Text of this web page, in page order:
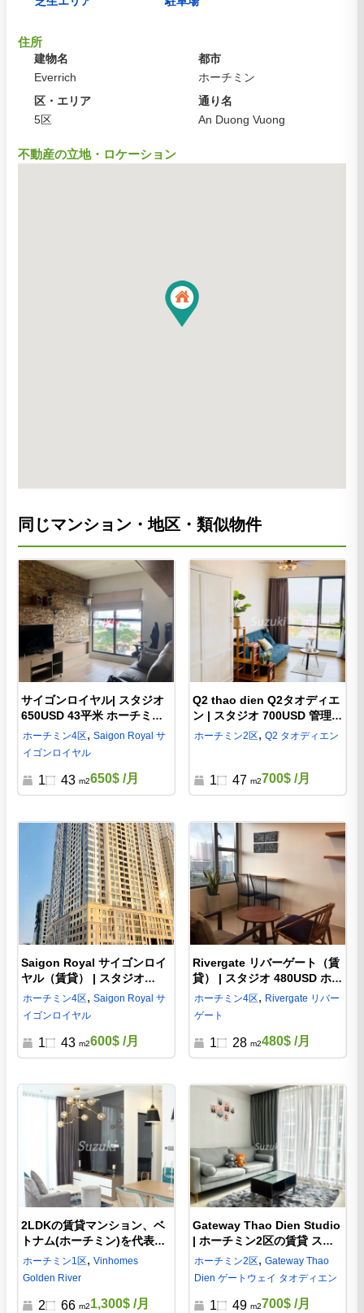
住所
建物名
Everrich
都市
ホーチミン
区・エリア
5区
通り名
An Duong Vuong
不動産の立地・ロケーション
同じマンション・地区・類似物件
サイゴンロイヤル| スタジオ
650USD 43平米 ホーチミン4
区 d441112
ホーチミン4区, Saigon Royal サ
イゴンロイヤル
1 43 m2650$ /月
Q2 thao dien Q2タオディエ
ン | スタジオ 700USD 管理費
込 ホーチミン2区 賃貸マン
ホーチミン2区, Q2 タオディエン
1 47 m2700$ /月
Saigon Royal サイゴンロイ
ヤル（賃貸） | スタジオ
600USD 43平米 ホーチミン4
区 賃貸マンションd441111
ホーチミン4区, Saigon Royal サ
イゴンロイヤル
1 43 m2600$ /月
Rivergate リバーゲート（賃
貸） | スタジオ 480USD ホー
チミン4区 賃貸マンショ
ン d441113
ホーチミン4区, Rivergate リバー
ゲート
1 28 m2480$ /月
2LDKの賃貸マンション、ベ
トナム(ホーチミン)を代表す
る超高級マンション、ビンホ
ームズゴールデンリバー-
ホーチミン1区, Vinhomes
Golden River
2 66 m21,300$ /月
Gateway Thao Dien Studio
| ホーチミン2区の賃貸 スタ
ジオ 700usd（管理費込み）
ホーチミン2区, Gateway Thao
Dien ゲートウェイ タオディエン
1 49 m2700$ /月